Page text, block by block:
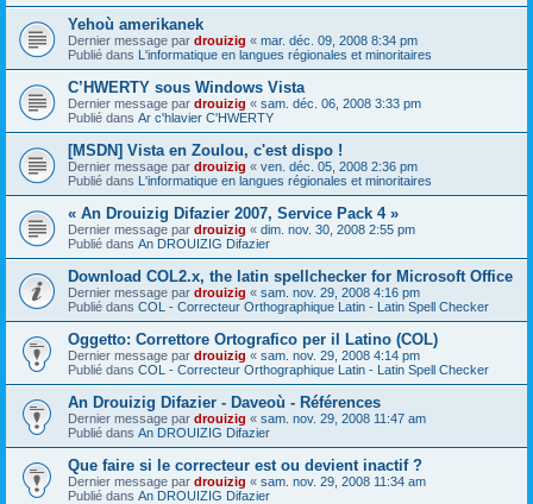
Yehoù amerikanek
Dernier message par drouizig « mar. déc. 09, 2008 8:34 pm
Publié dans L'informatique en langues régionales et minoritaires
C’HWERTY sous Windows Vista
Dernier message par drouizig « sam. déc. 06, 2008 3:33 pm
Publié dans Ar c'hlavier C'HWERTY
[MSDN] Vista en Zoulou, c'est dispo !
Dernier message par drouizig « ven. déc. 05, 2008 2:36 pm
Publié dans L'informatique en langues régionales et minoritaires
« An Drouizig Difazier 2007, Service Pack 4 »
Dernier message par drouizig « dim. nov. 30, 2008 2:55 pm
Publié dans An DROUIZIG Difazier
Download COL2.x, the latin spellchecker for Microsoft Office
Dernier message par drouizig « sam. nov. 29, 2008 4:16 pm
Publié dans COL - Correcteur Orthographique Latin - Latin Spell Checker
Oggetto: Correttore Ortografico per il Latino (COL)
Dernier message par drouizig « sam. nov. 29, 2008 4:14 pm
Publié dans COL - Correcteur Orthographique Latin - Latin Spell Checker
An Drouizig Difazier - Daveoù - Références
Dernier message par drouizig « sam. nov. 29, 2008 11:47 am
Publié dans An DROUIZIG Difazier
Que faire si le correcteur est ou devient inactif ?
Dernier message par drouizig « sam. nov. 29, 2008 11:34 am
Publié dans An DROUIZIG Difazier